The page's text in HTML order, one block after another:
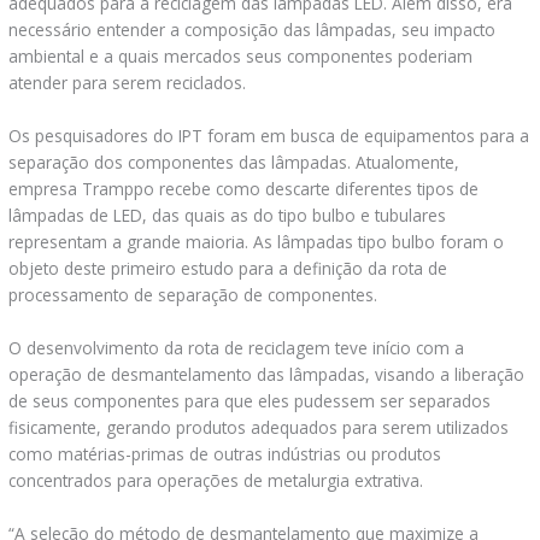
necessário entender a composição das lâmpadas, seu impacto
ambiental e a quais mercados seus componentes poderiam
atender para serem reciclados.
Os pesquisadores do IPT foram em busca de equipamentos para a
separação dos componentes das lâmpadas. Atualomente,
empresa Tramppo recebe como descarte diferentes tipos de
lâmpadas de LED, das quais as do tipo bulbo e tubulares
representam a grande maioria. As lâmpadas tipo bulbo foram o
objeto deste primeiro estudo para a definição da rota de
processamento de separação de componentes.
O desenvolvimento da rota de reciclagem teve início com a
operação de desmantelamento das lâmpadas, visando a liberação
de seus componentes para que eles pudessem ser separados
fisicamente, gerando produtos adequados para serem utilizados
como matérias-primas de outras indústrias ou produtos
concentrados para operações de metalurgia extrativa.
“A seleção do método de desmantelamento que maximize a